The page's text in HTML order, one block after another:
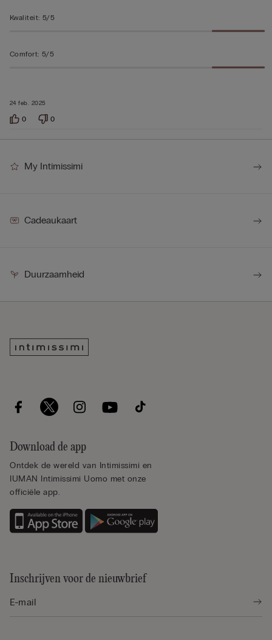
24 feb. 2025
Kwaliteit: 5/5
Comfort: 5/5
0 0
My Intimissimi
Cadeaukaart
Duurzaamheid
Download de app
Ontdek de wereld van Intimissimi en
IUMAN Intimissimi Uomo met onze
officiële app.
Inschrijven voor de nieuwbrief